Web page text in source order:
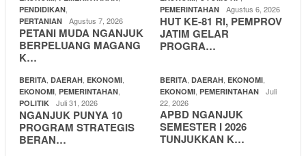
PENDIDIKAN
PERTANIAN Agustus 7, 2026
PETANI MUDA NGANJUK
BERPELUANG MAGANG
K…
PEMERINTAHAN Agustus 6, 2026
HUT KE-81 RI, PEMPROV
JATIM GELAR
PROGRA…
BERITA DAERAH EKONOMI
EKONOMI PEMERINTAHAN
POLITIK Juli 31, 2026
NGANJUK PUNYA 10
PROGRAM STRATEGIS
BERAN…
BERITA DAERAH EKONOMI
EKONOMI PEMERINTAHAN
Juli
22, 2026
APBD NGANJUK
SEMESTER I 2026
TUNJUKKAN K…